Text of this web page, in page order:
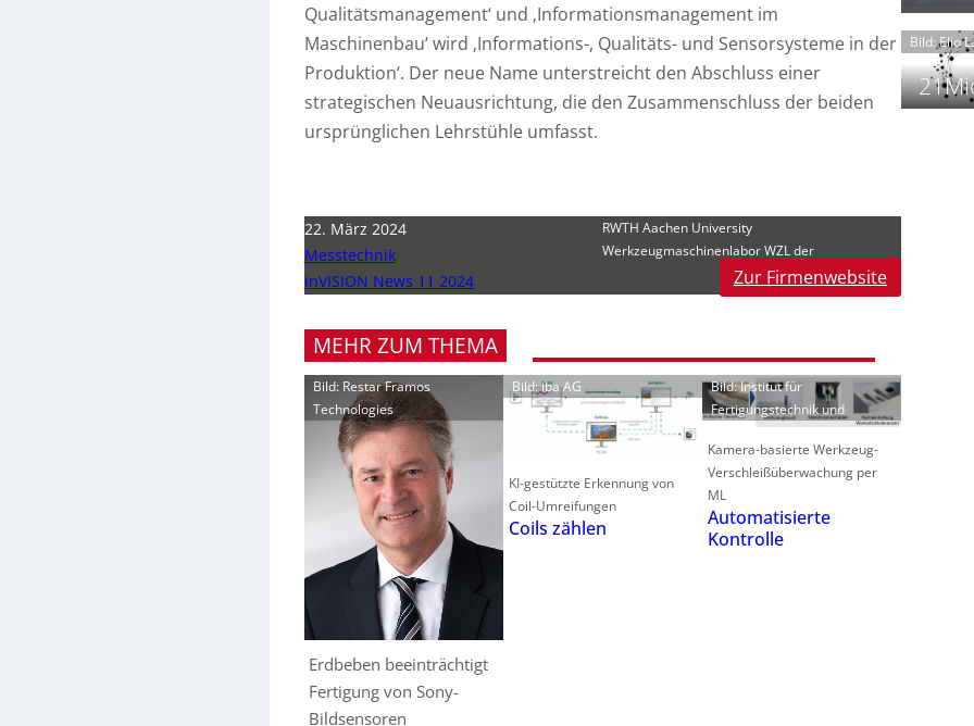
Qualitätsmanagement‘ und ‚Informationsmanagement im
Maschinenbau‘ wird ‚Informations-, Qualitäts- und Sensorsysteme in der
Produktion‘. Der neue Name unterstreicht den Abschluss einer
strategischen Neuausrichtung, die den Zusammenschluss der beiden
ursprünglichen Lehrstühle umfasst.
22. März 2024
Messtechnik
inVISION News 11 2024
RWTH Aachen University
Werkzeugmaschinenlabor WZL der
Zur Firmenwebsite
MEHR ZUM THEMA
Bild: Restar Framos
Technologies
Erdbeben beeinträchtigt
Fertigung von Sony-
Bildsensoren
Bild: iba AG
KI-gestützte Erkennung von
Coil-Umreifungen
Coils zählen
Bild: Institut für
Fertigungstechnik und
Kamera-basierte Werkzeug-
Verschleißüberwachung per
ML
Automatisierte
Kontrolle
r
r
s
Bild: Elio